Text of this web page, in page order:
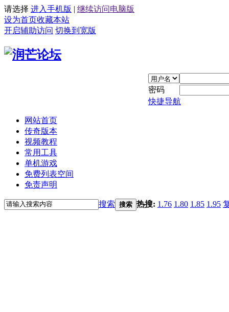
请选择 进入手机版 | 继续访问电脑版
设为首页收藏本站
开启辅助访问 切换到宽版
密码
快捷导航
网站首页
传奇版本
视频教程
常用工具
单机游戏
免费列表空间
免责声明
搜索 搜索 热搜: 1.76 1.80 1.85 1.95